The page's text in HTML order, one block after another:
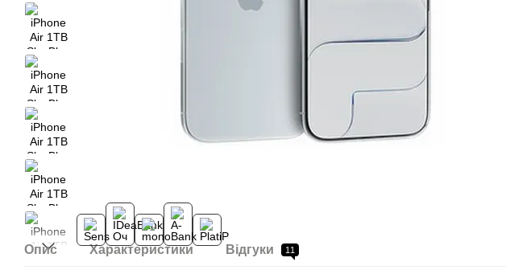
Опис Характеристики Відгуки 11